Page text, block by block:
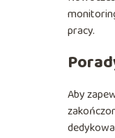
pracy.
Aby